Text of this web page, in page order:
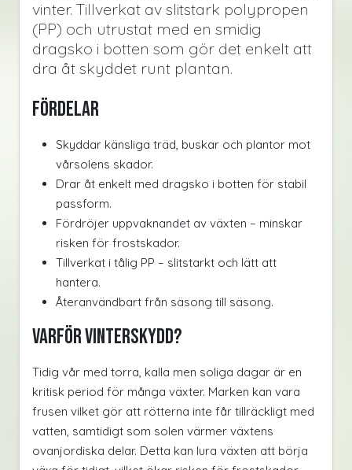
vinter. Tillverkat av slitstark polypropen
(PP) och utrustat med en smidig
dragsko i botten som gör det enkelt att
dra åt skyddet runt plantan.
Fördelar
Skyddar känsliga träd, buskar och plantor mot
vårsolens skador.
Drar åt enkelt med dragsko i botten för stabil
passform.
Fördröjer uppvaknandet av växten – minskar
risken för frostskador.
Tillverkat i tålig PP – slitstarkt och lätt att
hantera.
Återanvändbart från säsong till säsong.
Varför vinterskydd?
Tidig vår med torra, kalla men soliga dagar är en
kritisk period för många växter. Marken kan vara
frusen vilket gör att rötterna inte får tillräckligt med
vatten, samtidigt som solen värmer växtens
ovanjordiska delar. Detta kan lura växten att börja